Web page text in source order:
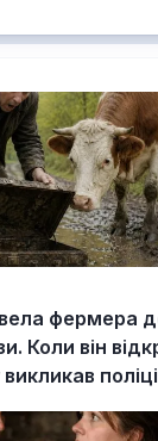
фермера
Коли він